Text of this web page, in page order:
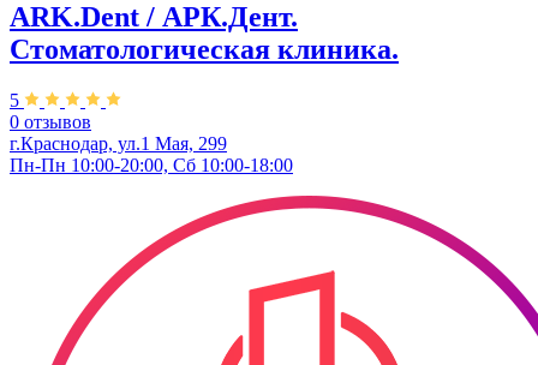
ARK.Dent / АРК.Дент.
Стоматологическая клиника.
5
0 отзывов
г.Краснодар, ул.1 Мая, 299
Пн-Пн 10:00-20:00, Сб 10:00-18:00